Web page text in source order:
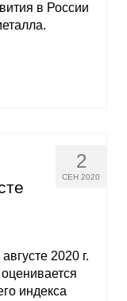
в России
2
СЕН 2020
2020 г.
индекса